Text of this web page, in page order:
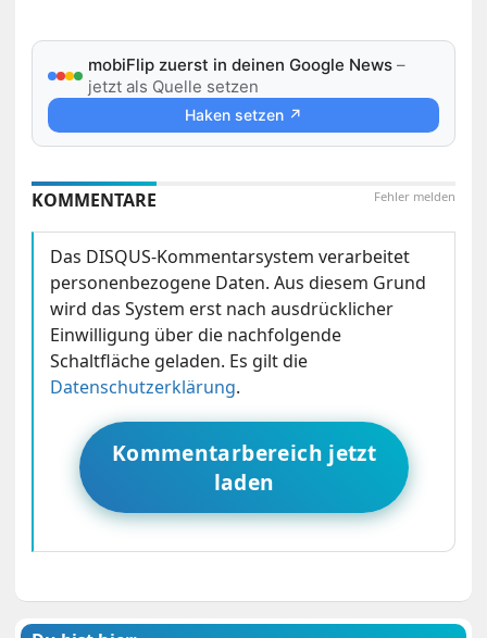
mobiFlip zuerst in deinen Google News –
jetzt als Quelle setzen
Haken setzen ↗
Fehler melden
KOMMENTARE
Das DISQUS-Kommentarsystem verarbeitet
personenbezogene Daten. Aus diesem Grund
wird das System erst nach ausdrücklicher
Einwilligung über die nachfolgende
Schaltfläche geladen. Es gilt die
Datenschutzerklärung.
Kommentarbereich jetzt
laden